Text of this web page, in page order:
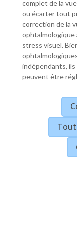
complet de la
ou écarter tout
correction de la
ophtalmologique
stress visuel.
indépendants,
peuvent être